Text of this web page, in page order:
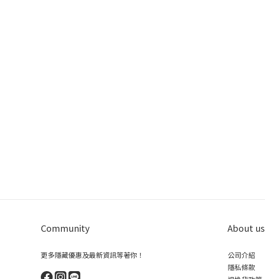
Community
更多隱藏優惠及最新資訊等著你！
About us
公司介紹
隱私條款